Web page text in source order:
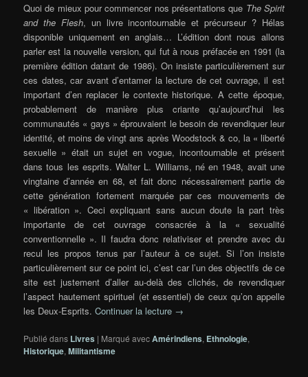
Quoi de mieux pour commencer nos présentations que The Spirit
and the Flesh, un livre incontournable et précurseur ? Hélas
disponible uniquement en anglais… L’édition dont nous allons
parler est la nouvelle version, qui fut à nous préfacée en 1991 (la
première édition datant de 1986). On insiste particulièrement sur
ces dates, car avant d’entamer la lecture de cet ouvrage, il est
important d’en replacer le contexte historique. A cette époque,
probablement de manière plus criante qu’aujourd’hui les
communautés « gays » éprouvaient le besoin de revendiquer leur
identité, et moins de vingt ans après Woodstock & co, la « liberté
sexuelle » était un sujet en vogue, incontournable et présent
dans tous les esprits. Walter L. Williams, né en 1948, avait une
vingtaine d’année en 68, et fait donc nécessairement partie de
cette génération fortement marquée par ces mouvements de
« libération ». Ceci expliquant sans aucun doute la part très
importante de cet ouvrage consacrée à la « sexualité
conventionnelle ». Il faudra donc relativiser et prendre avec du
recul les propos tenus par l’auteur à ce sujet. Si l’on insiste
particulièrement sur ce point ici, c’est car l’un des objectifs de ce
site est justement d’aller au-delà des clichés, de revendiquer
l’aspect hautement spirituel (et essentiel) de ceux qu’on appelle
les Deux-Esprits.Continuer la lecture →
Publié dans Livres | Marqué avecAmérindiens, Ethnologie,
Historique,Militantisme